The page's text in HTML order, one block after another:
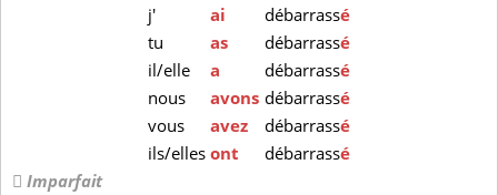
j'
ai débarrassé
tu
as débarrassé
il/elle
a débarrassé
nous
avons débarrassé
vous
avez débarrassé
ils/ellesont débarrassé
Imparfait